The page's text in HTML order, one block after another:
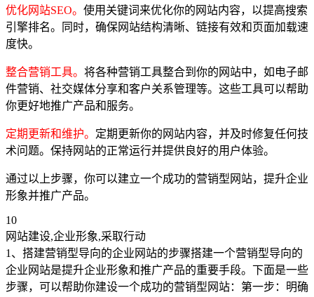
优化网站SEO。 使用关键词来优化你的网站内容，以提高搜索
引擎排名。同时，确保网站结构清晰、链接有效和页面加载速
度快。
整合营销工具。 将各种营销工具整合到你的网站中，如电子邮
件营销、社交媒体分享和客户关系管理等。这些工具可以帮助
你更好地推广产品和服务。
定期更新和维护。 定期更新你的网站内容，并及时修复任何技
术问题。保持网站的正常运行并提供良好的用户体验。
通过以上步骤，你可以建立一个成功的营销型网站，提升企业
形象并推广产品。
10
网站建设,企业形象,采取行动
1、搭建营销型导向的企业网站的步骤搭建一个营销型导向的
企业网站是提升企业形象和推广产品的重要手段。下面是一些
步骤，可以帮助你建设一个成功的营销型网站：第一步：明确